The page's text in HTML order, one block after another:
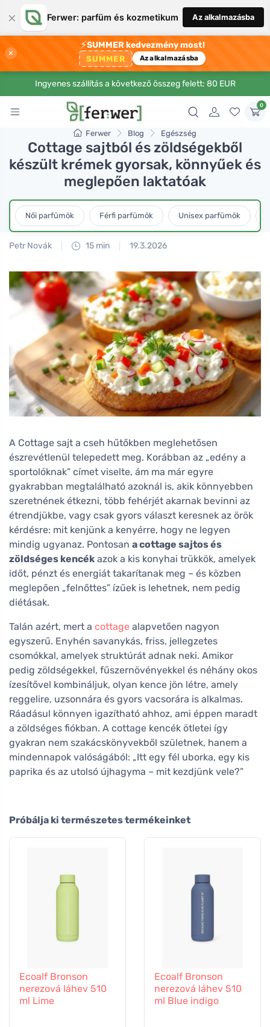
× Ferwer: parfüm és kozmetikum Az alkalmazásba
×
⚡SUMMER kedvezmény most!
SUMMER Az alkalmazásba
Ingyenes szállítás a következő összeg felett: 80 EUR
0
Ferwer Blog Egészség
Cottage sajtból és zöldségekből
készült krémek gyorsak, könnyűek és
meglepően laktatóak
Női parfümök Férfi parfümök Unisex parfümök
Petr Novák 15 min 19.3.2026
A Cottage sajt a cseh hűtőkben meglehetősen
észrevétlenül telepedett meg. Korábban az „edény a
sportolóknak” címet viselte, ám ma már egyre
gyakrabban megtalálható azoknál is, akik könnyebben
szeretnének étkezni, több fehérjét akarnak bevinni az
étrendjükbe, vagy csak gyors választ keresnek az örök
kérdésre: mit kenjünk a kenyérre, hogy ne legyen
mindig ugyanaz. Pontosan a cottage sajtos és
zöldséges kencék azok a kis konyhai trükkök, amelyek
időt, pénzt és energiát takarítanak meg – és közben
meglepően „felnőttes” ízűek is lehetnek, nem pedig
diétásak.
Talán azért, mert a cottage alapvetően nagyon
egyszerű. Enyhén savanykás, friss, jellegzetes
csomókkal, amelyek struktúrát adnak neki. Amikor
pedig zöldségekkel, fűszernövényekkel és néhány okos
ízesítővel kombináljuk, olyan kence jön létre, amely
reggelire, uzsonnára és gyors vacsorára is alkalmas.
Ráadásul könnyen igazítható ahhoz, ami éppen maradt
a zöldséges fiókban. A cottage kencék ötletei így
gyakran nem szakácskönyvekből születnek, hanem a
mindennapok valóságából: „Itt egy fél uborka, egy kis
paprika és az utolsó újhagyma – mit kezdjünk vele?”
Próbálja ki természetes termékeinket
Ecoalf Bronson
nerezová láhev 510
ml Lime
Ecoalf Bronson
nerezová láhev 510
ml Blue indigo